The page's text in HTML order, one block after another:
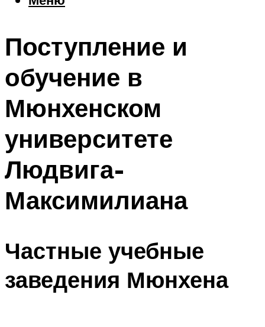
Шоппинг
Что посетить
Меню
Поступление и
обучение в
Мюнхенском
университете
Людвига-
Максимилиана
Частные учебные
заведения Мюнхена